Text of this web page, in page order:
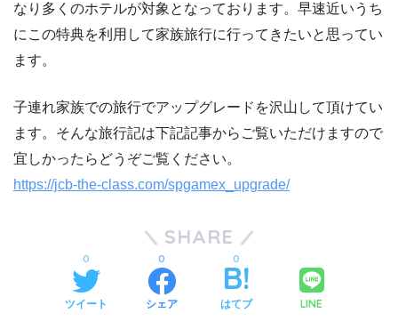
なり多くのホテルが対象となっております。早速近いうち
にこの特典を利用して家族旅行に行ってきたいと思ってい
ます。
子連れ家族での旅行でアップグレードを沢山して頂けてい
ます。そんな旅行記は下記記事からご覧いただけますので
宜しかったらどうぞご覧ください。
https://jcb-the-class.com/spgamex_upgrade/
SHARE
ツイート
0
シェア
0
はてブ
0
LINE